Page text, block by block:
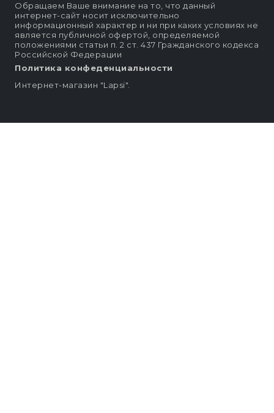
Обращаем Ваше внимание на то, что данный
интернет-сайт носит исключительно
информационный характер и ни при каких условиях не
является публичной офертой, определяемой
положениями статьи п. 2 ст. 437 Гражданского кодекса
Российской Федерации
Политика конфеденциальности
Интернет-магазин "Lapsi".